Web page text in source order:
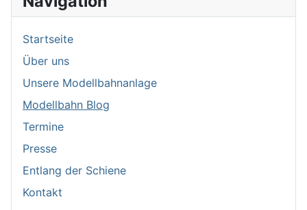
Startseite
Über uns
Unsere Modellbahnanlage
Modellbahn Blog
Termine
Presse
Entlang der Schiene
Kontakt